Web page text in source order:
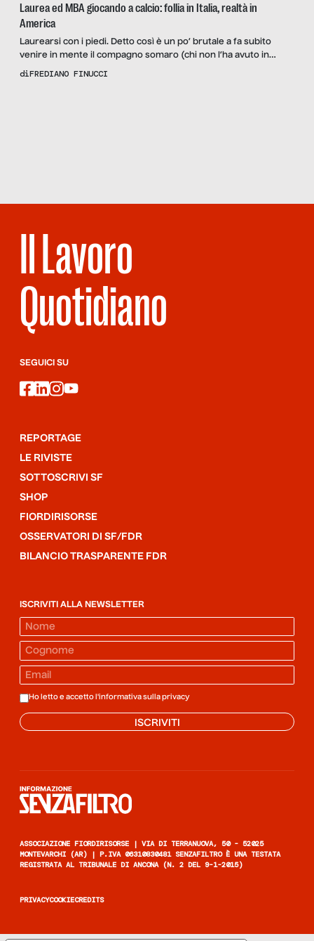
Laurea ed MBA giocando a calcio: follia in Italia, realtà in
America
Laurearsi con i piedi. Detto così è un po’ brutale a fa subito
venire in mente il compagno somaro (chi non l’ha avuto in
classe?) che è riuscito a prendere il pezzo di carta a suon di
diFREDIANO FINUCCI
Il Lavoro
Quotidiano
SEGUICI SU
facebook
linkedin
instagram
youtube
REPORTAGE
LE RIVISTE
SOTTOSCRIVI SF
SHOP
FIORDIRISORSE
OSSERVATORI DI SF/FDR
BILANCIO TRASPARENTE FDR
ISCRIVITI ALLA NEWSLETTER
Ho letto e accetto l'informativa sulla privacy
ISCRIVITI
ASSOCIAZIONE FIORDIRISORSE | VIA DI TERRANUOVA, 50 - 52025
MONTEVARCHI (AR) | P.IVA 06310830481 SENZAFILTRO È UNA TESTATA
REGISTRATA AL TRIBUNALE DI ANCONA (N. 2 DEL 9-1-2015)
PRIVACYCOOKIECREDITS